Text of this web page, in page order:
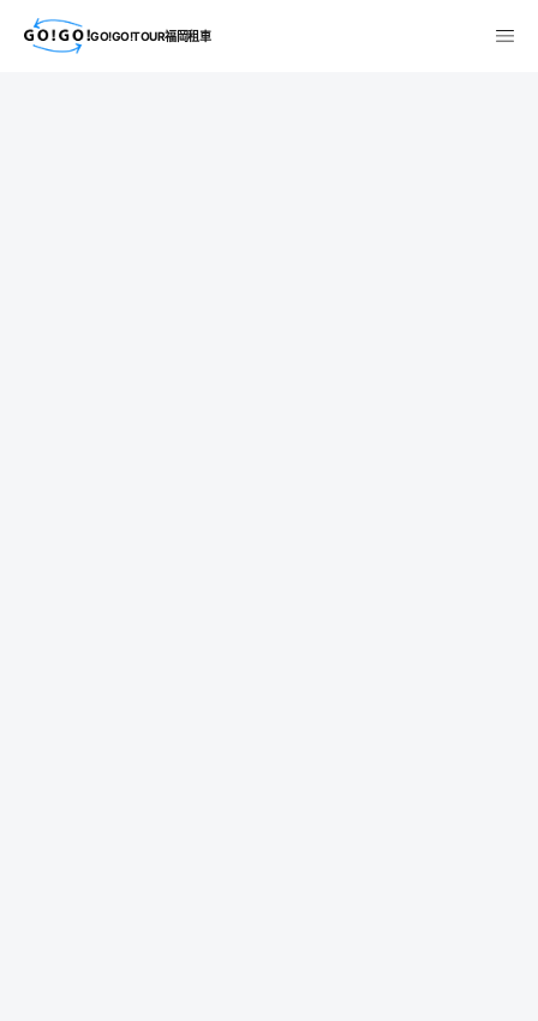
GO!GO!TOUR福岡租車